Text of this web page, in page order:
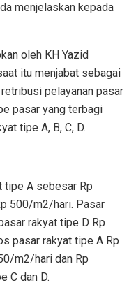
menjelaskan kepada
oleh KH Yazid
itu menjabat sebagai
pelayanan pasar
pasar yang terbagi
tipe A, B, C, D.
tipe A sebesar Rp
500/m2/hari. Pasar
rakyat tipe D Rp
pasar rakyat tipe A Rp
m2/hari dan Rp
C dan D.